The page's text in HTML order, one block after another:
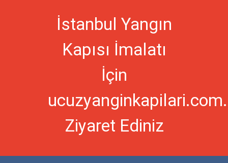
İstanbul Yangın
Kapısı İmalatı
İçin
Ziyaret Ediniz